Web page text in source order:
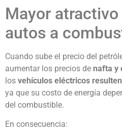
Mayor
autos a
Cuando sube el precio del
aumentar los precios de nafta y
los vehículos eléctricos
ya que su costo de energía
del combustible.
En consecuencia: